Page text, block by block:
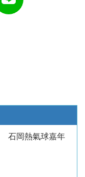
石岡熱氣球嘉年